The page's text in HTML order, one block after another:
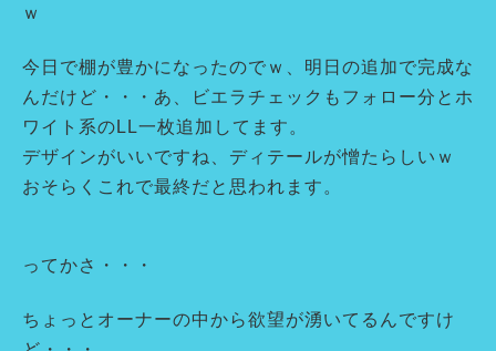
ｗ
今日で棚が豊かになったのでｗ、明日の追加で完成な
んだけど・・・あ、ビエラチェックもフォロー分とホ
ワイト系のLL一枚追加してます。
デザインがいいですね、ディテールが憎たらしいｗ
おそらくこれで最終だと思われます。
ってかさ・・・
ちょっとオーナーの中から欲望が湧いてるんですけ